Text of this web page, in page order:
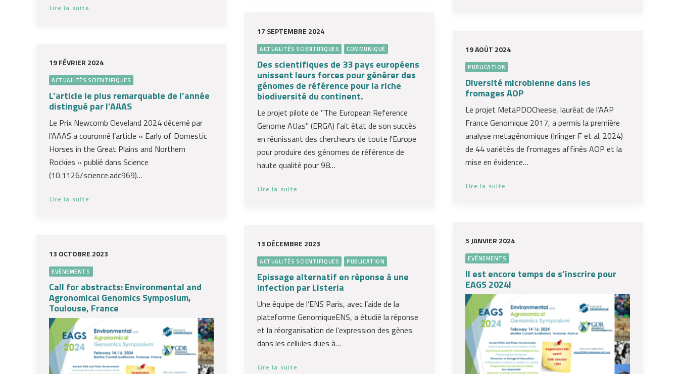
Lire la suite
17 SEPTEMBRE 2024
ACTUALITÉS SCIENTIFIQUES COMMUNIQUÉ
Des scientifiques de 33 pays européens
unissent leurs forces pour générer des
génomes de référence pour la riche
biodiversité du continent.
Le projet pilote de "The European Reference
Genome Atlas" (ERGA) fait état de son succès
en réunissant des chercheurs de toute l'Europe
pour produire des génomes de référence de
haute qualité pour 98…
Lire la suite
19 AOÛT 2024
PUBLICATION
Diversité microbienne dans les
fromages AOP
Le projet MetaPDOCheese, lauréat de l’AAP
France Genomique 2017, a permis la première
analyse metagénomique (Irlinger F et al. 2024)
de 44 variétés de fromages affinés AOP et la
mise en évidence…
Lire la suite
19 FÉVRIER 2024
ACTUALITÉS SCIENTIFIQUES
L’article le plus remarquable de l’année
distingué par l’AAAS
Le Prix Newcomb Cleveland 2024 décerné par
l’AAAS a couronné l’article « Early of Domestic
Horses in the Great Plains and Northern
Rockies » publié dans Science
(10.1126/science.adc969)…
Lire la suite
5 JANVIER 2024
EVÈNEMENTS
Il est encore temps de s’inscrire pour
EAGS 2024!
13 DÉCEMBRE 2023
ACTUALITÉS SCIENTIFIQUES PUBLICATION
Epissage alternatif en réponse à une
infection par Listeria
Une équipe de l’ENS Paris, avec l’aide de la
plateforme GenomiqueENS, a étudié la réponse
et la réorganisation de l’expression des gènes
dans les cellules dues à…
Lire la suite
13 OCTOBRE 2023
EVÈNEMENTS
Call for abstracts: Environmental and
Agronomical Genomics Symposium,
Toulouse, France